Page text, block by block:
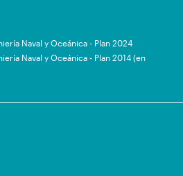
Naval y Oceánica - Plan 2024
Naval y Oceánica - Plan 2014 (en